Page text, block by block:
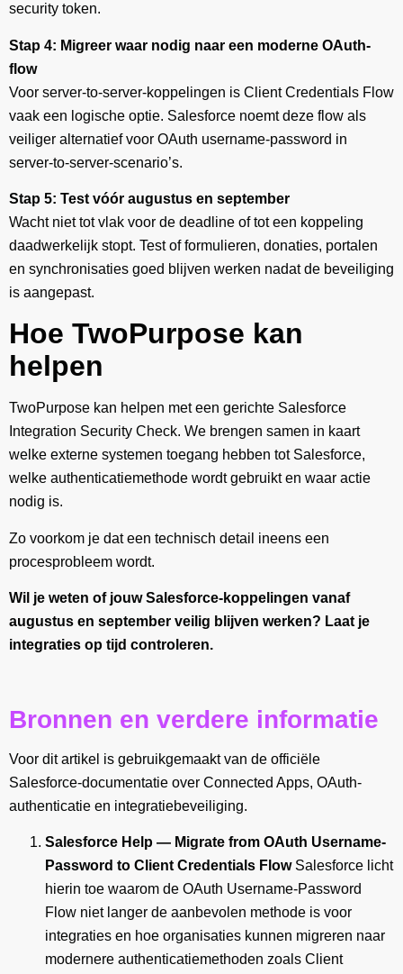
security token.
Stap 4: Migreer waar nodig naar een moderne OAuth-
flow
Voor server-to-server-koppelingen is Client Credentials Flow
vaak een logische optie. Salesforce noemt deze flow als
veiliger alternatief voor OAuth username-password in
server-to-server-scenario’s.
Stap 5: Test vóór augustus en september
Wacht niet tot vlak voor de deadline of tot een koppeling
daadwerkelijk stopt. Test of formulieren, donaties, portalen
en synchronisaties goed blijven werken nadat de beveiliging
is aangepast.
Hoe TwoPurpose kan
helpen
TwoPurpose kan helpen met een gerichte Salesforce
Integration Security Check. We brengen samen in kaart
welke externe systemen toegang hebben tot Salesforce,
welke authenticatiemethode wordt gebruikt en waar actie
nodig is.
Zo voorkom je dat een technisch detail ineens een
procesprobleem wordt.
Wil je weten of jouw Salesforce-koppelingen vanaf
augustus en september veilig blijven werken? Laat je
integraties op tijd controleren.
Bronnen en verdere informatie
Voor dit artikel is gebruikgemaakt van de officiële
Salesforce-documentatie over Connected Apps, OAuth-
authenticatie en integratiebeveiliging.
Salesforce Help — Migrate from OAuth Username-
Password to Client Credentials FlowSalesforce licht
hierin toe waarom de OAuth Username-Password
Flow niet langer de aanbevolen methode is voor
integraties en hoe organisaties kunnen migreren naar
modernere authenticatiemethoden zoals Client